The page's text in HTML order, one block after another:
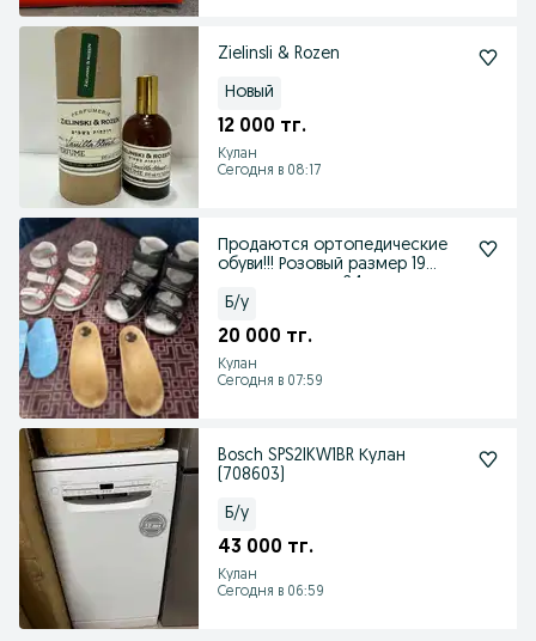
Zielinsli & Rozen
Новый
12 000 тг.
Кулан
Сегодня в 08:17
Продаются ортопедические
обуви!!! Розовый размер 19
Б/у
20 000 тг.
Кулан
Сегодня в 07:59
Bosch SPS2IKW1BR Кулан
(708603)
Б/у
43 000 тг.
Кулан
Сегодня в 06:59